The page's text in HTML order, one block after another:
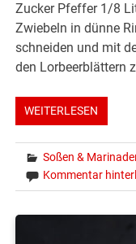
Zucker Pfeffer 1/8
Zwiebeln in dünne
schneiden und mit
den Lorbeerblättern
WEITERLESEN
Soßen &
Kommentar